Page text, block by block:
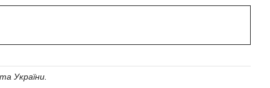
України.